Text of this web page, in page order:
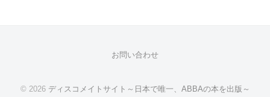
お問い合わせ
© 2026 ディスコメイトサイト～日本で唯一、ABBAの本を出版～